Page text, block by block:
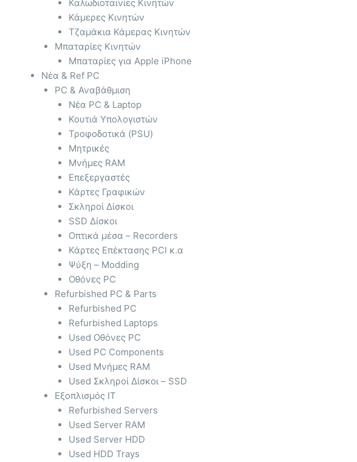
Καλωδιοταινίες Κινητών
Κάμερες Κινητών
Τζαμάκια Κάμερας Κινητών
Μπαταρίες Κινητών
Μπαταρίες για Apple iPhone
Νέα & Ref PC
PC & Αναβάθμιση
Νέα PC & Laptop
Κουτιά Υπολογιστών
Τροφοδοτικά (PSU)
Μητρικές
Μνήμες RAM
Επεξεργαστές
Κάρτες Γραφικών
Σκληροί Δίσκοι
SSD Δίσκοι
Οπτικά μέσα – Recorders
Κάρτες Επέκτασης PCI κ.α
Ψύξη – Modding
Οθόνες PC
Refurbished PC & Parts
Refurbished PC
Refurbished Laptops
Used Οθόνες PC
Used PC Components
Used Μνήμες RAM
Used Σκληροί Δίσκοι – SSD
Εξοπλισμός IT
Refurbished Servers
Used Server RAM
Used Server HDD
Used HDD Trays